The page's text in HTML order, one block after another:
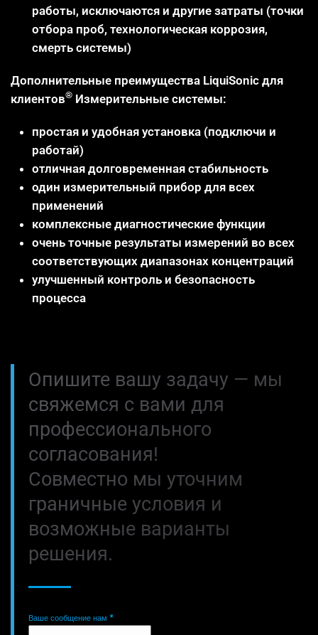
работы, исключаются и другие затраты (точки
отбора проб, технологическая коррозия,
смерть системы)
Дополнительные преимущества LiquiSonic для
клиентов® Измерительные системы:
простая и удобная установка (подключи и
работай)
отличная долговременная стабильность
один измерительный прибор для всех
применений
комплексные диагностические функции
очень точные результаты измерений во всех
соответствующих диапазонах концентраций
улучшенный контроль и безопасность
процесса
Опишите вашу задачу — мы
свяжемся с вами для
профессионального
согласования!
Совместно мы уточним
граничные условия и
возможные варианты
решения.
Ваше сообщение нам *